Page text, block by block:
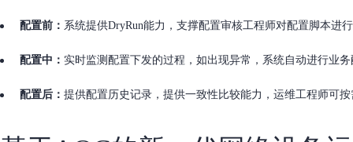
配置前： 系统提供DryRun能力，支撑配置审核工程师对配置脚本进
配置中： 实时监测配置下发的过程，如出现异常，系统自动进行业
配置后： 提供配置历史记录，提供一致性比较能力，运维工程师可